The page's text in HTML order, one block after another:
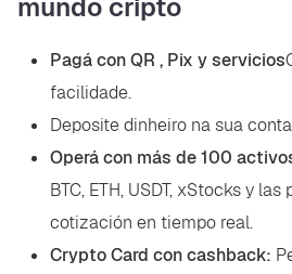
mundo cripto
Pagá con QR , Pix y servicios
facilidade.
Deposite dinheiro na sua
Operá con más de 100
BTC, ETH, USDT, xStocks y
cotización en tiempo real.
Crypto Card con cashback: